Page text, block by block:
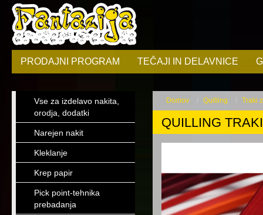
PRODAJNI PROGRAM TEČAJI IN DELAVNICE
Vse za izdelavo nakita,
orodja, dodatki
Narejen nakit
Kleklanje
Krep papir
Pick point-tehnika
prebadanja
Domov Quilling Traki
QUILLING